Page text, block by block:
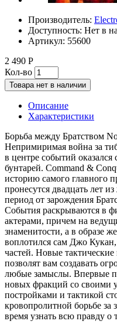
Производитель:
Доступность: Нет в
Артикул: 55600
2 490 Р
Кол-во
Товара нет в наличии
Описание
Характеристики
Борьба между Братством
Непримиримая война за
в центре событий
бунтарей. Command &
историю самого главного
пронесутся двадцать лет
период от зарождения
События раскрываются в
актерами, причем на
знаменитости, а в образе
воплотился сам Джо
частей. Новые
позволят вам создавать
любые замыслы. Впервые
новых фракций со своими
постройками и тактикой
кровопролитной борьбе
время узнать всю правду о